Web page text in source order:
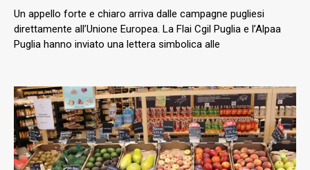
Un appello forte e chiaro arriva dalle campagne pugliesi
direttamente all’Unione Europea. La Flai Cgil Puglia e l’Alpaa
Puglia hanno inviato una lettera simbolica alle